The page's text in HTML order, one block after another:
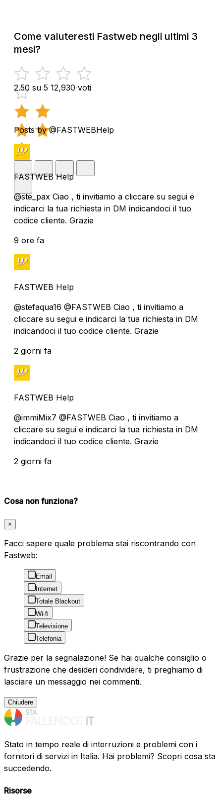
Come valuteresti Fastweb negli ultimi 3
mesi?
2.50 su 5 12,930 voti
Posts by @FASTWEBHelp
FASTWEB Help
@ste_pax Ciao , ti invitiamo a cliccare su segui e
indicarci la tua richiesta in DM indicandoci il tuo
codice cliente. Grazie
9 ore fa
FASTWEB Help
@stefaqua16 @FASTWEB Ciao , ti invitiamo a
cliccare su segui e indicarci la tua richiesta in DM
indicandoci il tuo codice cliente. Grazie
2 giorni fa
FASTWEB Help
@immiMix7 @FASTWEB Ciao , ti invitiamo a
cliccare su segui e indicarci la tua richiesta in DM
indicandoci il tuo codice cliente. Grazie
2 giorni fa
Cosa non funziona?
×
Facci sapere quale problema stai riscontrando con
Fastweb:
Email
Internet
Totale Blackout
Wi-fi
Televisione
Telefonia
Grazie per la segnalazione! Se hai qualche consiglio o
frustrazione che desideri condividere, ti preghiamo di
lasciare un messaggio nei commenti.
Chiudere
Stato in tempo reale di interruzioni e problemi con i
fornitori di servizi in Italia. Hai problemi? Scopri cosa sta
succedendo.
Risorse